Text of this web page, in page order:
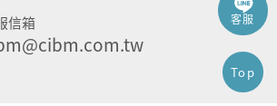
信箱 客服
Top